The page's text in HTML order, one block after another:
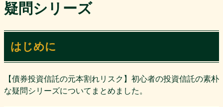
疑問シリーズ
はじめに
【債券投資信託の元本割れリスク】初心者の投資信託の素朴
な疑問シリーズについてまとめました。